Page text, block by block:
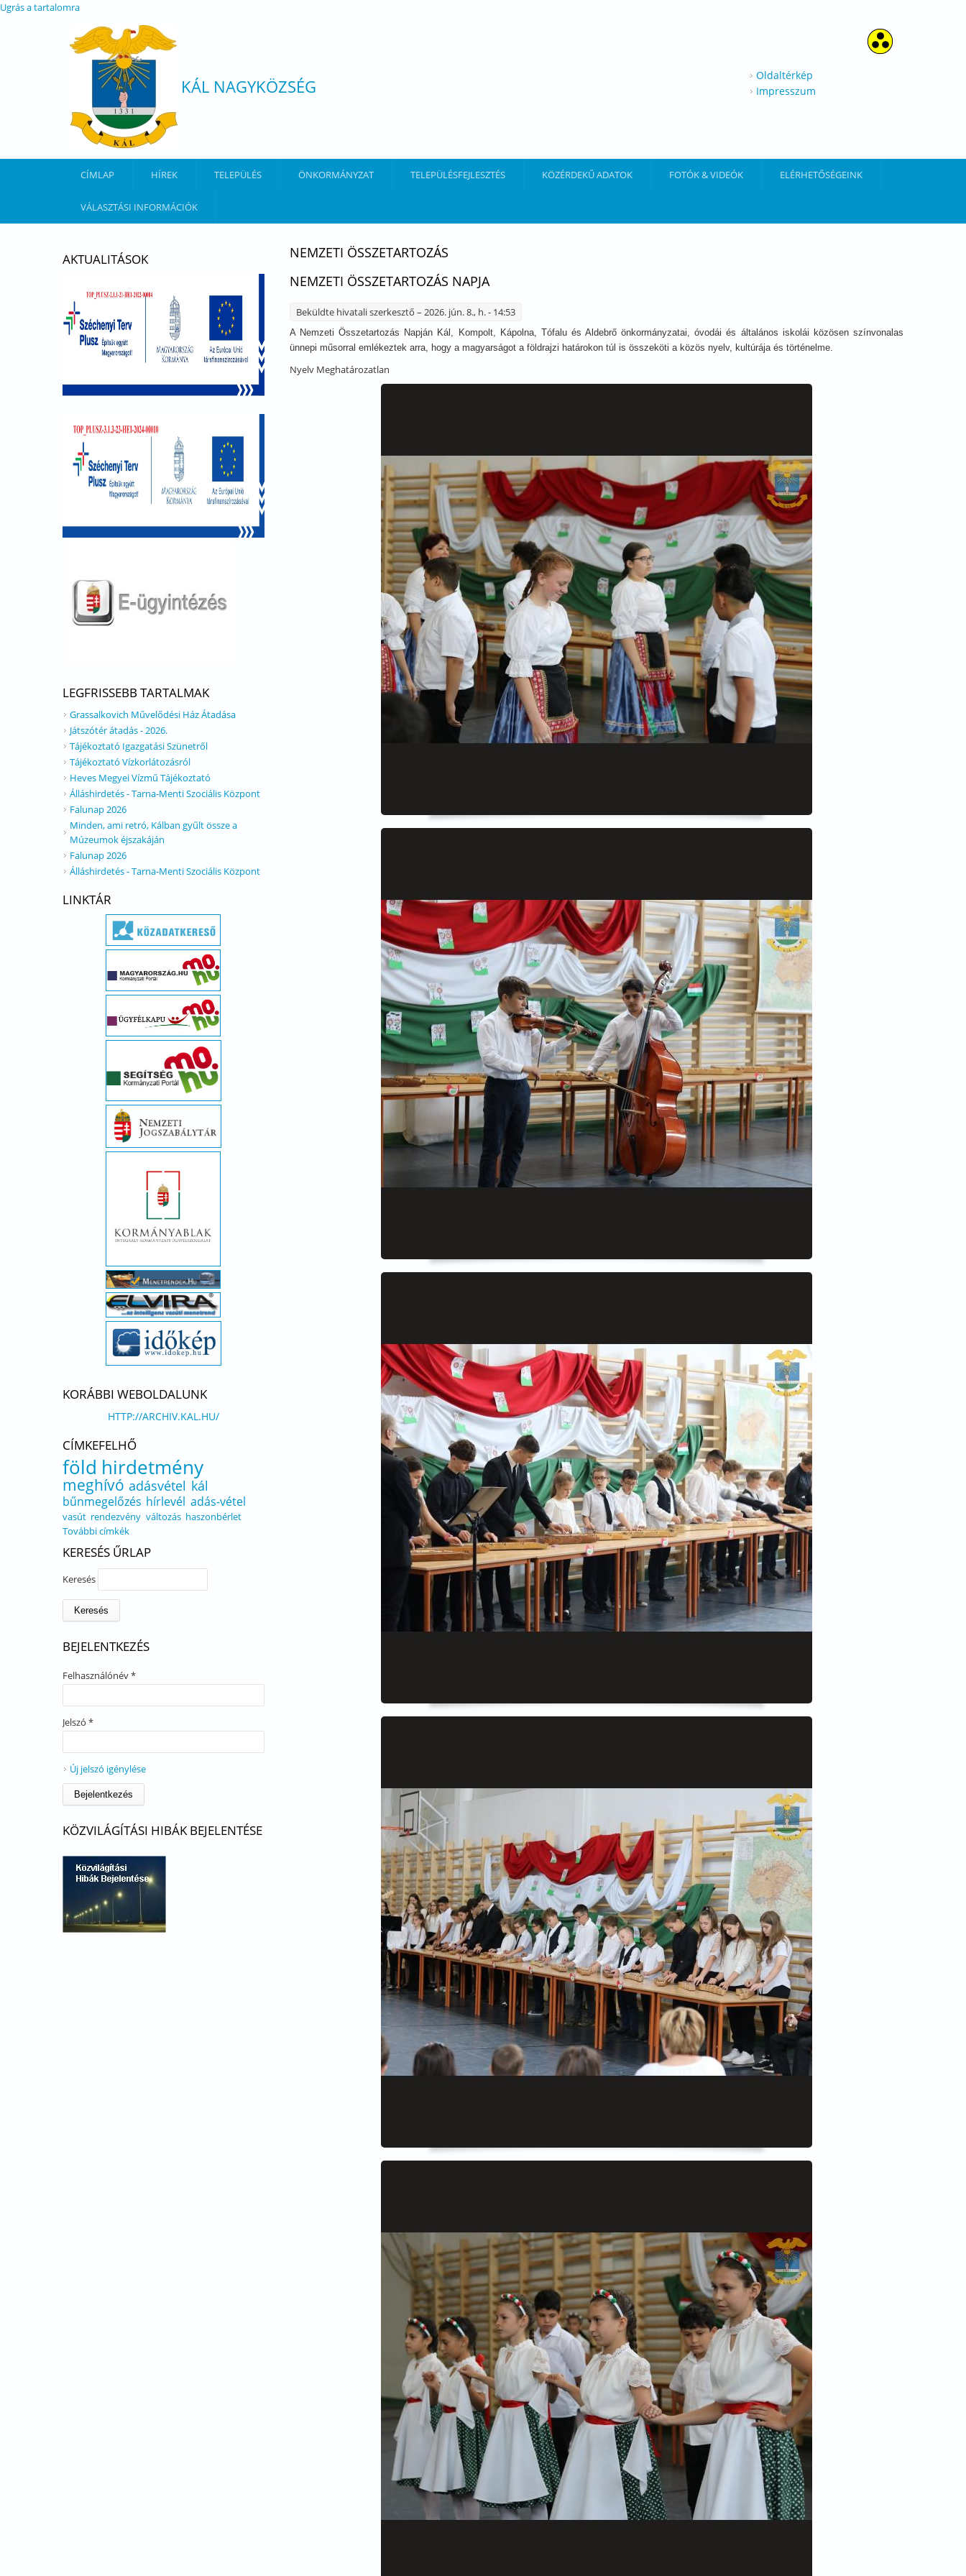
Ugrás a tartalomra
KÁL NAGYKÖZSÉG
Oldaltérkép
Impresszum
CÍMLAP HÍREK TELEPÜLÉS ÖNKORMÁNYZAT TELEPÜLÉSFEJLESZTÉS KÖZÉRDEKŰ ADATOK FOTÓK & VIDEÓK ELÉRHETŐSÉGEINK
VÁLASZTÁSI INFORMÁCIÓK
NEMZETI ÖSSZETARTOZÁS
NEMZETI ÖSSZETARTOZÁS NAPJA
Beküldte hivatali szerkesztő – 2026. jún. 8., h. - 14:53
A Nemzeti Összetartozás Napján Kál, Kompolt, Kápolna, Tófalu és Aldebrő önkormányzatai, óvodái és általános iskolái közösen színvonalas
ünnepi műsorral emlékeztek arra, hogy a magyarságot a földrajzi határokon túl is összeköti a közös nyelv, kultúrája és történelme.
Nyelv Meghatározatlan
AKTUALITÁSOK
LEGFRISSEBB TARTALMAK
Grassalkovich Művelődési Ház Átadása
Játszótér átadás - 2026.
Tájékoztató Igazgatási Szünetről
Tájékoztató Vízkorlátozásról
Heves Megyei Vízmű Tájékoztató
Álláshirdetés - Tarna-Menti Szociális Központ
Falunap 2026
Minden, ami retró, Kálban gyűlt össze a
Múzeumok éjszakáján
Falunap 2026
Álláshirdetés - Tarna-Menti Szociális Központ
LINKTÁR
KORÁBBI WEBOLDALUNK
HTTP://ARCHIV.KAL.HU/
CÍMKEFELHŐ
föld hirdetmény
meghívó adásvétel kál
bűnmegelőzés hírlevél adás-vétel
vasút rendezvény változás haszonbérlet
További címkék
KERESÉS ŰRLAP
Keresés
BEJELENTKEZÉS
Felhasználónév*
Jelszó *
Új jelszó igénylése
KÖZVILÁGÍTÁSI HIBÁK BEJELENTÉSE